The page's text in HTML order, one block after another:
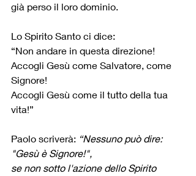
già perso il loro dominio.
Lo Spirito Santo ci dice:
“Non andare in questa direzione!
Accogli Gesù come Salvatore, come
Signore!
Accogli Gesù come il tutto della tua
vita!”
Paolo scriverà: “Nessuno può dire:
"Gesù è Signore!",
se non sotto l'azione dello Spirito